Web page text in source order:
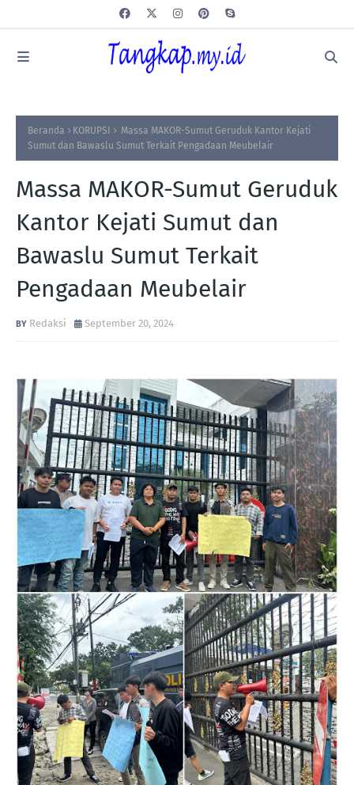
Beranda KORUPSI
Massa MAKOR-Sumut Geruduk Kantor Kejati
Sumut dan Bawaslu Sumut Terkait Pengadaan Meubelair
Massa MAKOR-Sumut Geruduk
Kantor Kejati Sumut dan
Bawaslu Sumut Terkait
Pengadaan Meubelair
Redaksi September 20, 2024